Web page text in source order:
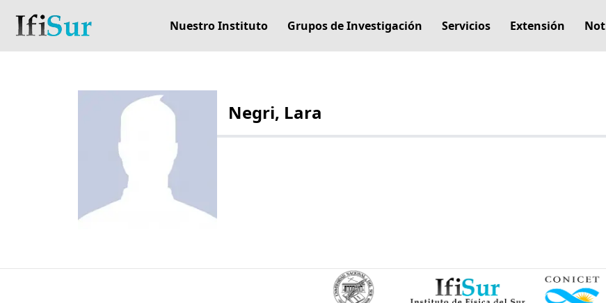
Nuestro Instituto Grupos de Investigación Servicios Extensión
Negri, Lara